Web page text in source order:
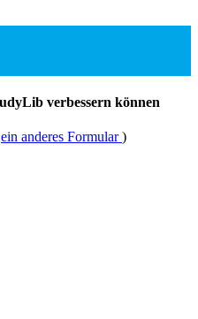
verbessern können
ein anderes Formular)